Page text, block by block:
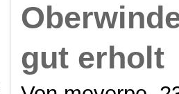
gut erholt